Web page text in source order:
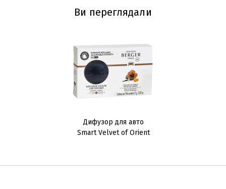
Ви переглядали
Дифузор для авто
Smart Velvet of Orient